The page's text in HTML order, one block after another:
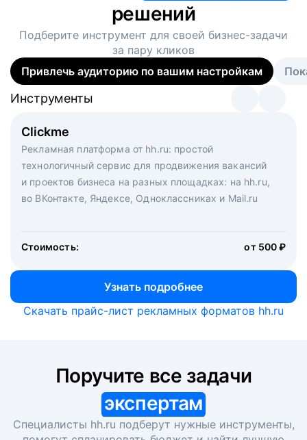
решений
Подберите инструмент для своей бизнес-задачи
за пару кликов
Привлечь аудиторию по вашим настройкам
Clickme
Рекламная платформа от hh.ru: простой
технологичный сервис для продвижения вакансий
и проектов бизнеса на разных площадках: на hh.ru,
во ВКонтакте, Яндексе, Одноклассниках и Mail.ru
Стоимость: от 500 ₽
Узнать подробнее
Инструменты
Вакансия дня
Рекламный формат для вакансий на главной странице
hh.ru. Увеличивает количество откликов
Инструменты
Массовый подбор под ключ. Решите, сколько
кандидатов и когда вам нужно, и за дело возьмутся
маркетологи, рекрутеры и проектные менеджеры
hh.ru с целым набором digital-инструментов
Инструменты
Скачать прайс-лист рекламных форматов hh.ru
экспертам
Специалисты hh.ru подберут нужные инструменты,